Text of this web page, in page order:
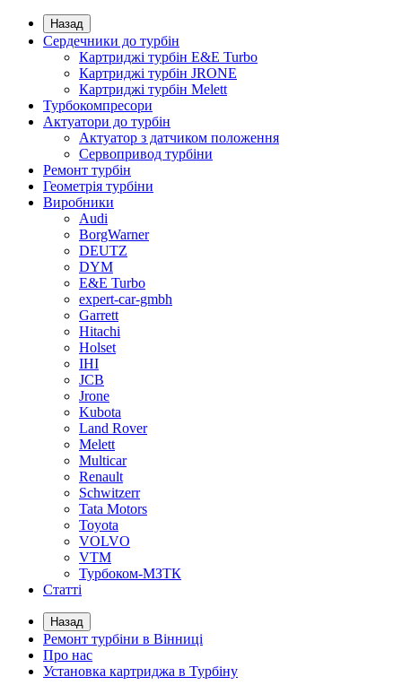
Назад
Сердечники до турбін
Картриджі турбін E&E Turbo
Картриджі турбін JRONE
Картриджі турбін Melett
Турбокомпресори
Актуатори до турбін
Актуатор з датчиком положення
Сервопривод турбіни
Ремонт турбін
Геометрія турбіни
Виробники
Audi
BorgWarner
DEUTZ
DYM
E&E Turbo
expert-car-gmbh
Garrett
Hitachi
Holset
IHI
JCB
Jrone
Kubota
Land Rover
Melett
Multicar
Renault
Schwitzerr
Tata Motors
Toyota
VOLVO
VTM
Турбоком-МЗТК
Статті
Назад
Ремонт турбіни в Вінниці
Про нас
Установка картриджа в Турбіну